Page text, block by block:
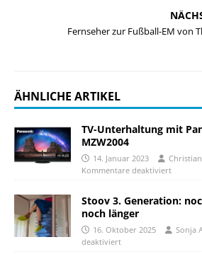
Fernseher zur Fußball-EM von
ÄHNLICHE ARTIKEL
TV-Unterhaltung mit
MZW2004
14. Januar 2023
Kommentare deaktiviert
Stoov 3. Generation:
noch länger
16. Oktober 2025 Sonja
deaktiviert